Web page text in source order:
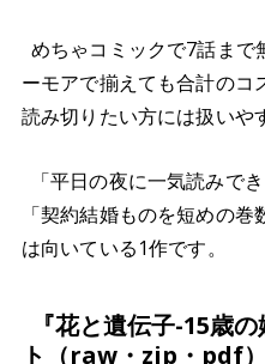
めちゃコミックで7話まで
ーモアで揃えても合計のコ
読み切りたい方には扱いや
「平日の夜に一気読みで
「契約結婚ものを短めの
は向いている1作です。
『花と遺伝子-15歳
ト（raw・zip・pdf